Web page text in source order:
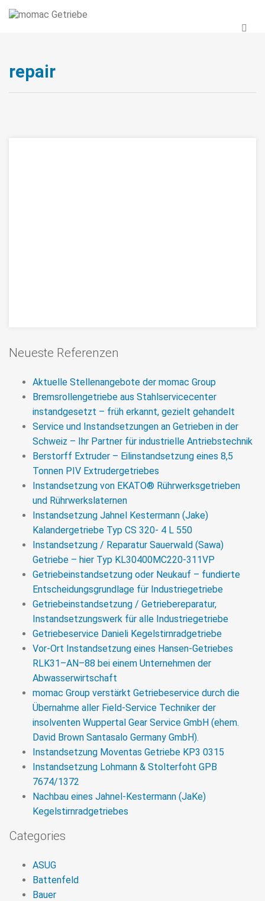
repair
Repair of PIV extruder gearbox type
extruder of a compounding plant
Repair of PIV gearboxes, here express repair of a PIV
extruder gearbox type 76P 3850 CW from a Coperion
>> MORE
Neueste Referenzen
Aktuelle Stellenangebote der momac Group
Bremsrollengetriebe aus Stahlservicecenter
instandgesetzt – früh erkannt, gezielt gehandelt
Service und Instandsetzungen an Getrieben in der
Schweiz – Ihr Partner für industrielle Antriebstechnik
Berstorff Extruder – Eilinstandsetzung eines 8,5
Tonnen PIV Extrudergetriebes
Instandsetzung von EKATO® Rührwerksgetrieben
und Rührwerkslaternen
Instandsetzung Jahnel Kestermann (Jake)
Kalandergetriebe Typ CS 320- 4 L 550
Instandsetzung / Reparatur Sauerwald (Sawa)
Getriebe – hier Typ KL30400MC220-311VP
Getriebeinstandsetzung oder Neukauf – fundierte
Entscheidungsgrundlage für Industriegetriebe
Getriebeinstandsetzung / Getriebereparatur,
Instandsetzungswerk für alle Industriegetriebe
Getriebeservice Danieli Kegelstirnradgetriebe
Vor-Ort Instandsetzung eines Hansen-Getriebes
RLK31–AN–88 bei einem Unternehmen der
Abwasserwirtschaft
momac Group verstärkt Getriebeservice durch die
Übernahme aller Field-Service Techniker der
insolventen Wuppertal Gear Service GmbH (ehem.
David Brown Santasalo Germany GmbH).
Instandsetzung Moventas Getriebe KP3 0315
Instandsetzung Lohmann & Stolterfoht GPB
7674/1372
Nachbau eines Jahnel-Kestermann (JaKe)
Kegelstirnradgetriebes
Categories
ASUG
Battenfeld
Bauer